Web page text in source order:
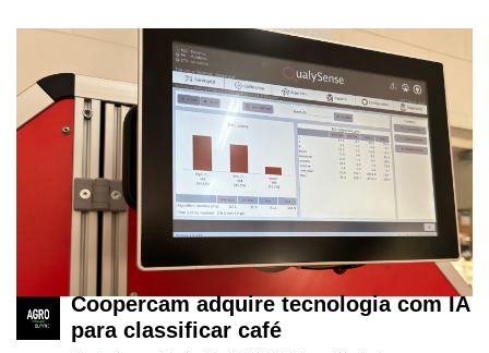
Coopercam adquire tecnologia com IA
para classificar café